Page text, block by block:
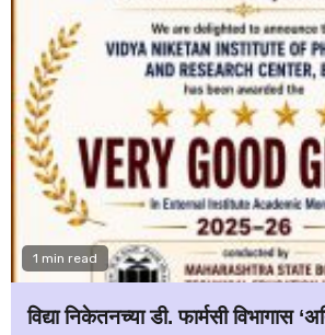
1 min read
विद्या निकेतनच्या डी. फार्मसी विभागास